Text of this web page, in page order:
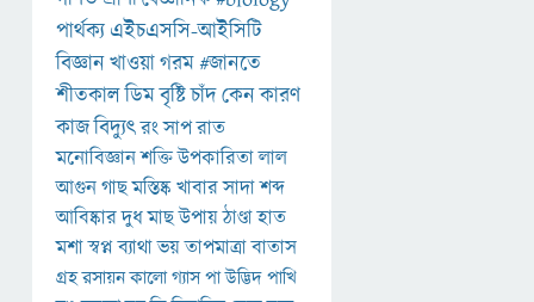
পার্থক্য এইচএসসি-আইসিটি
বিজ্ঞানখাওয়াগরম#জানতে
শীতকালডিমবৃষ্টিচাঁদকেনকারণ
কাজবিদ্যুৎরংসাপরাত
মনোবিজ্ঞানশক্তিউপকারিতালাল
আগুনগাছমস্তিষ্কখাবারসাদাশব্দ
আবিষ্কারদুধমাছউপায়ঠাণ্ডাহাত
মশাস্বপ্নব্যাথাভয়তাপমাত্রাবাতাস
গ্রহরসায়নকালোগ্যাসপাউদ্ভিদপাখি